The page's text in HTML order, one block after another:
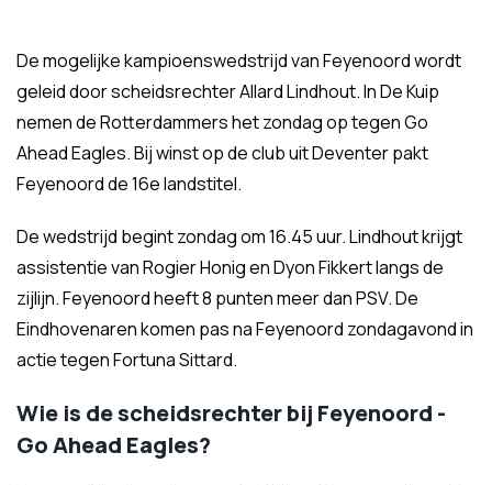
De mogelijke kampioenswedstrijd van Feyenoord wordt
geleid door scheidsrechter Allard Lindhout. In De Kuip
nemen de Rotterdammers het zondag op tegen Go
Ahead Eagles. Bij winst op de club uit Deventer pakt
Feyenoord de 16e landstitel.
De wedstrijd begint zondag om 16.45 uur. Lindhout krijgt
assistentie van Rogier Honig en Dyon Fikkert langs de
zijlijn. Feyenoord heeft 8 punten meer dan PSV. De
Eindhovenaren komen pas na Feyenoord zondagavond in
actie tegen Fortuna Sittard.
Wie is de scheidsrechter bij Feyenoord -
Go Ahead Eagles?